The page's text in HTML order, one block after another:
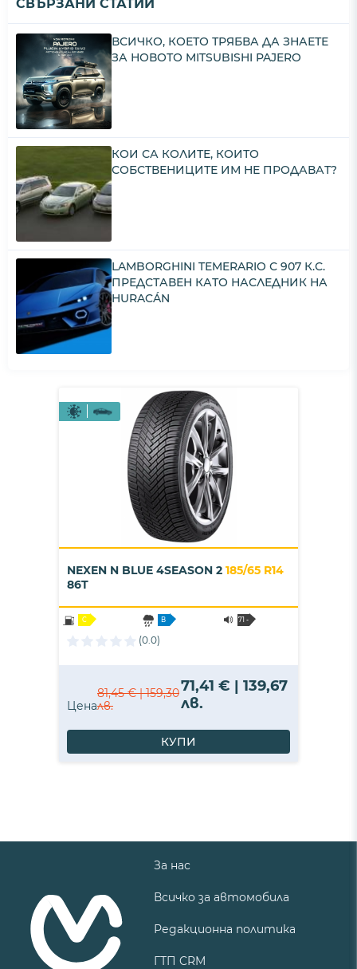
СВЪРЗАНИ СТАТИИ
ВСИЧКО, КОЕТО ТРЯБВА ДА ЗНАЕТЕ
ЗА НОВОТО MITSUBISHI PAJERO
КОИ СА КОЛИТЕ, КОИТО
СОБСТВЕНИЦИТЕ ИМ НЕ ПРОДАВАТ?
LAMBORGHINI TEMERARIO С 907 К.С.
ПРЕДСТАВЕН КАТО НАСЛЕДНИК НА
HURACÁN
NEXEN N BLUE 4SEASON 2 185/65 R14
86T
C B
71 -
(0.0)
Цена
81,45 € | 159,30
лв.
71,41 € | 139,67
лв.
КУПИ
За нас
Всичко за автомобила
Редакционна политика
ГТП CRM